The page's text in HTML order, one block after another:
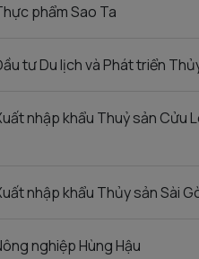
phẩm Sao Ta
tư Du lịch và Phát triển
nhập khẩu Thuỷ sản Cửu
nhập khẩu Thủy sản Sài
nghiệp Hùng Hậu